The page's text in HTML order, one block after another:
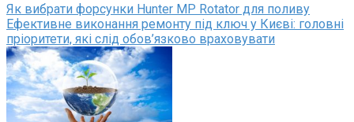
Як вибрати форсунки Hunter MP Rotator для поливу
Ефективне виконання ремонту під ключ у Києві: головні
пріоритети, які слід обов’язково враховувати